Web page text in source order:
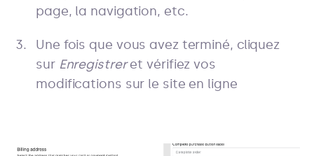
page, la navigation, etc.
Une fois que vous avez terminé, cliquez
sur Enregistreret vérifiez vos
modifications sur le site en ligne